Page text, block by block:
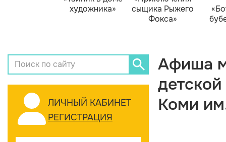
художника»
сыщика Рыжего
Фокса»
ЛИЧНЫЙ КАБИНЕТ
РЕГИСТРАЦИЯ
Афиша
Коми